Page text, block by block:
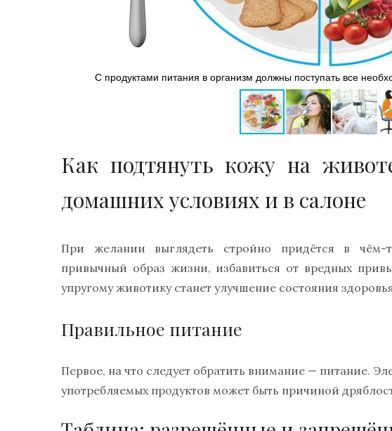
С продуктами питания в организм должны поступать все
Как подтянуть кожу на
домашних условиях и в салоне
При желании выглядеть стройно придётся в чём-
привычный образ жизни, избавиться от вредных
упругому животику станет улучшение состояния
Правильное питание
Первое, на что следует обратить внимание — питание.
употребляемых продуктов может быть причиной